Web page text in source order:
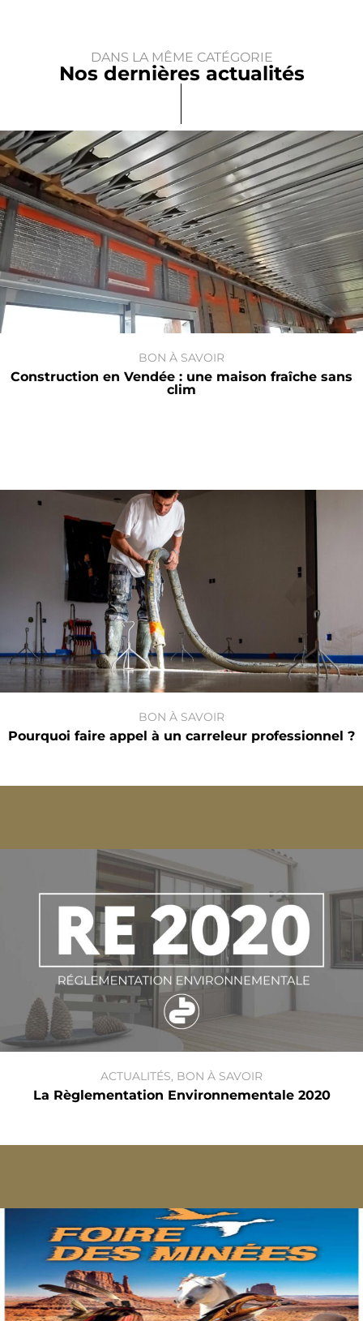
DANS LA MÊME CATÉGORIE
Nos dernières actualités
BON À SAVOIR
Construction en Vendée : une maison fraîche sans
clim
BON À SAVOIR
Pourquoi faire appel à un carreleur professionnel ?
ACTUALITÉS, BON À SAVOIR
La Règlementation Environnementale 2020